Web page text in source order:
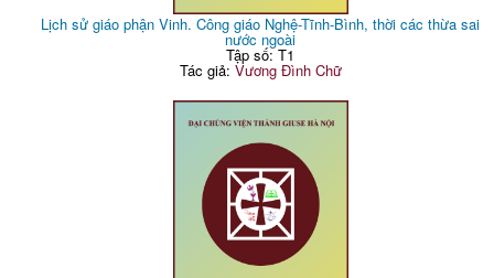
Lịch sử giáo phận Vinh. Công giáo Nghệ-Tĩnh-Bình, thời các thừa sai
nước ngoài
Tập số: T1
Tác giả: Vương Đình Chữ